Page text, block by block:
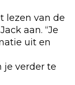
lezen van de
aan. “Je
uit en
je verder te